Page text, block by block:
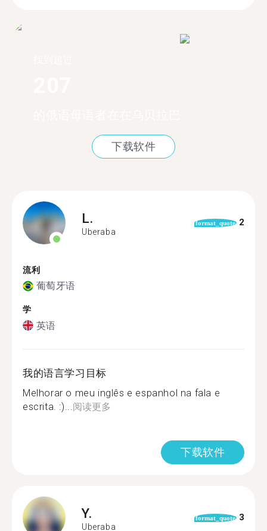
下载软件
L.
Uberaba
format_quote 2
流利
葡萄牙语
学
英语
我的语言学习目标
Melhorar o meu inglês e espanhol na fala e
escrita. :)... 阅读更多
下载软件
Y.
Uberaba
format_quote 3